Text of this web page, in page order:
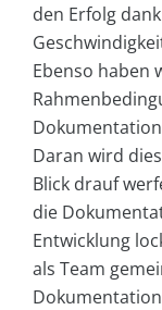
den Erfolg
Ebenso haben
Daran wird
Blick drauf
die
Entwicklung
als Team